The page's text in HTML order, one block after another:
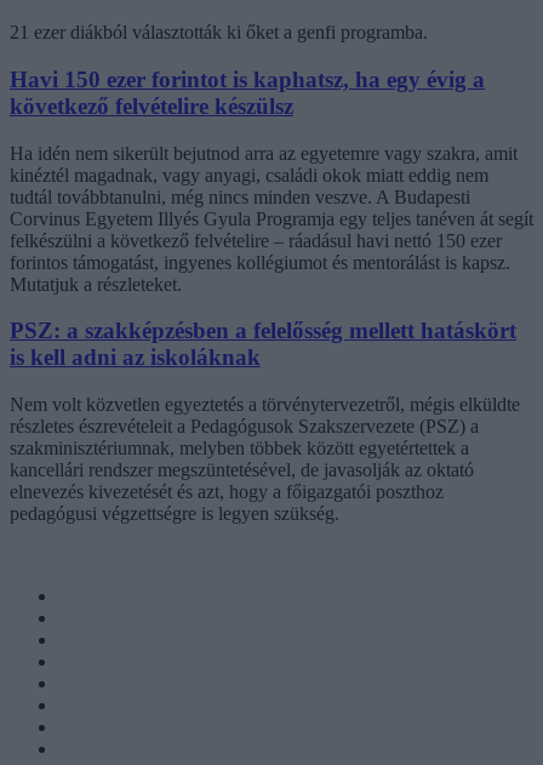
21 ezer diákból választották ki őket a genfi programba.
Havi 150 ezer forintot is kaphatsz, ha egy évig a
következő felvételire készülsz
Ha idén nem sikerült bejutnod arra az egyetemre vagy szakra, amit
kinéztél magadnak, vagy anyagi, családi okok miatt eddig nem
tudtál továbbtanulni, még nincs minden veszve. A Budapesti
Corvinus Egyetem Illyés Gyula Programja egy teljes tanéven át segít
felkészülni a következő felvételire – ráadásul havi nettó 150 ezer
forintos támogatást, ingyenes kollégiumot és mentorálást is kapsz.
Mutatjuk a részleteket.
PSZ: a szakképzésben a felelősség mellett hatáskört
is kell adni az iskoláknak
Nem volt közvetlen egyeztetés a törvénytervezetről, mégis elküldte
részletes észrevételeit a Pedagógusok Szakszervezete (PSZ) a
szakminisztériumnak, melyben többek között egyetértettek a
kancellári rendszer megszüntetésével, de javasolják az oktató
elnevezés kivezetését és azt, hogy a főigazgatói poszthoz
pedagógusi végzettségre is legyen szükség.